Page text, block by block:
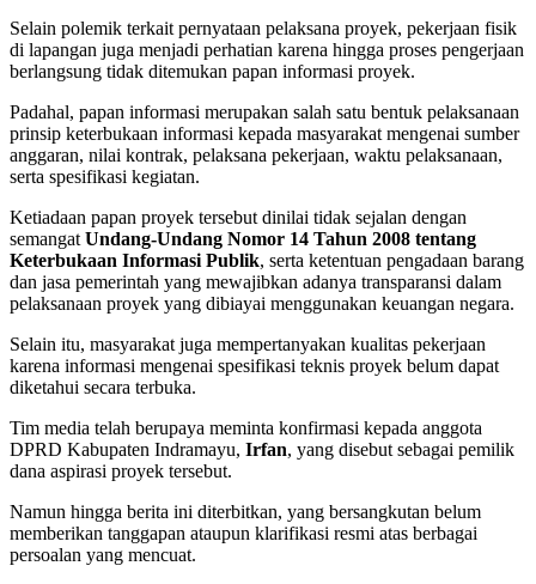
Selain polemik terkait pernyataan pelaksana proyek, pekerjaan fisik
di lapangan juga menjadi perhatian karena hingga proses pengerjaan
berlangsung tidak ditemukan papan informasi proyek.
Padahal, papan informasi merupakan salah satu bentuk pelaksanaan
prinsip keterbukaan informasi kepada masyarakat mengenai sumber
anggaran, nilai kontrak, pelaksana pekerjaan, waktu pelaksanaan,
serta spesifikasi kegiatan.
Ketiadaan papan proyek tersebut dinilai tidak sejalan dengan
semangatUndang-Undang Nomor 14 Tahun 2008 tentang
Keterbukaan Informasi Publik, serta ketentuan pengadaan barang
dan jasa pemerintah yang mewajibkan adanya transparansi dalam
pelaksanaan proyek yang dibiayai menggunakan keuangan negara.
Selain itu, masyarakat juga mempertanyakan kualitas pekerjaan
karena informasi mengenai spesifikasi teknis proyek belum dapat
diketahui secara terbuka.
Tim media telah berupaya meminta konfirmasi kepada anggota
DPRD Kabupaten Indramayu, Irfan, yang disebut sebagai pemilik
dana aspirasi proyek tersebut.
Namun hingga berita ini diterbitkan, yang bersangkutan belum
memberikan tanggapan ataupun klarifikasi resmi atas berbagai
persoalan yang mencuat.